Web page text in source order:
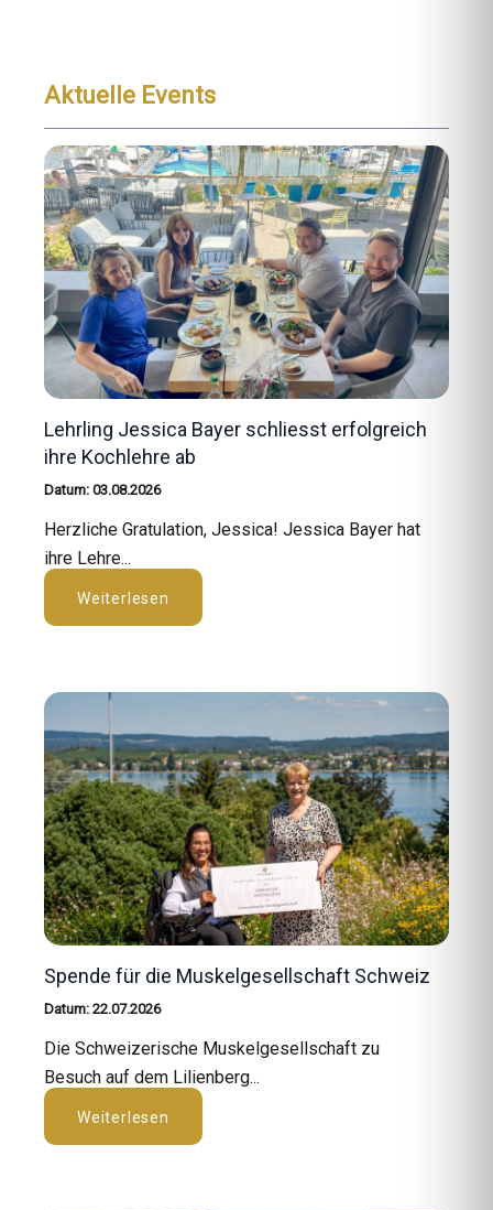
Aktuelle Events
Lehrling Jessica Bayer schliesst erfolgreich
ihre Kochlehre ab
Datum: 03.08.2026
Herzliche Gratulation, Jessica! Jessica Bayer hat
ihre Lehre...
Weiterlesen
Spende für die Muskelgesellschaft Schweiz
Datum: 22.07.2026
Die Schweizerische Muskelgesellschaft zu
Besuch auf dem Lilienberg...
Weiterlesen